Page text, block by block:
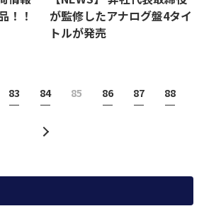
！！
が監修したアナログ盤4タイ
トルが発売
83 84 85 86 87 88